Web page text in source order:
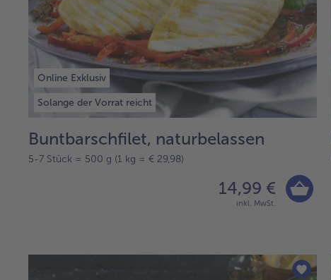
Online Exklusiv
Solange der Vorrat reicht
Buntbarschfilet, naturbelassen
5-7 Stück = 500 g (1 kg = € 29,98)
14,99 €
inkl. MwSt.